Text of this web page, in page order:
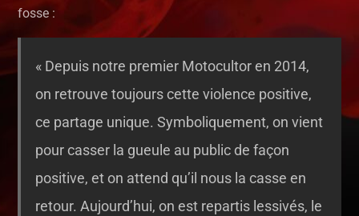
fosse :
« Depuis notre premier Motocultor en 2014,
on retrouve toujours cette violence positive,
ce partage unique. Symboliquement, on vient
pour casser la gueule au public de façon
positive, et on attend qu’il nous la casse en
retour. Aujourd’hui, on est repartis lessivés, le